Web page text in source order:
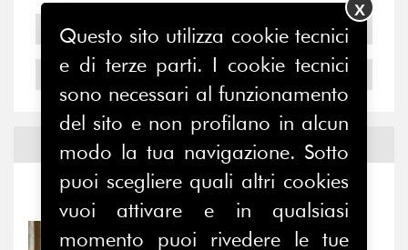
2005
2004
Notizie ed Eventi
Notizie
31/07/2026
Questo sito utilizza cookie tecnici
e di terze parti. I cookie tecnici
sono necessari al funzionamento
del sito e non profilano in alcun
modo la tua navigazione. Sotto
puoi scegliere quali altri cookies
vuoi attivare e in qualsiasi
momento puoi rivedere le tue
X